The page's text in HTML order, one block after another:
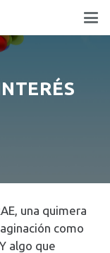
una quimera
como
algo que